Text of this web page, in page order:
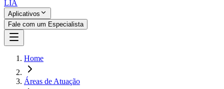
LIA
Aplicativos
Fale com um Especialista
Home
Áreas de Atuação